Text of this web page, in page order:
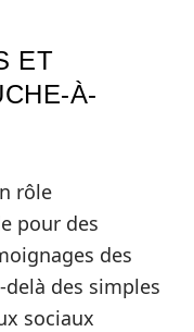
ET
À-
rôle
pour des
des
des simples
sociaux